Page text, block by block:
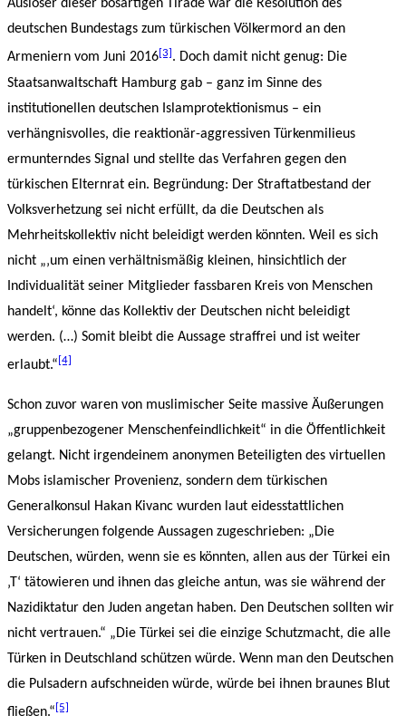
Auslöser dieser bösartigen Tirade war die Resolution des
deutschen Bundestags zum türkischen Völkermord an den
Armeniern vom Juni 2016[3] . Doch damit nicht genug: Die
Staatsanwaltschaft Hamburg gab – ganz im Sinne des
institutionellen deutschen Islamprotektionismus – ein
verhängnisvolles, die reaktionär-aggressiven Türkenmilieus
ermunterndes Signal und stellte das Verfahren gegen den
türkischen Elternrat ein. Begründung: Der Straftatbestand der
Volksverhetzung sei nicht erfüllt, da die Deutschen als
Mehrheitskollektiv nicht beleidigt werden könnten. Weil es sich
nicht „‚um einen verhältnismäßig kleinen, hinsichtlich der
Individualität seiner Mitglieder fassbaren Kreis von Menschen
handelt‘, könne das Kollektiv der Deutschen nicht beleidigt
werden. (…) Somit bleibt die Aussage straffrei und ist weiter
erlaubt.“ [4]
Schon zuvor waren von muslimischer Seite massive Äußerungen
„gruppenbezogener Menschenfeindlichkeit“ in die Öffentlichkeit
gelangt. Nicht irgendeinem anonymen Beteiligten des virtuellen
Mobs islamischer Provenienz, sondern dem türkischen
Generalkonsul Hakan Kivanc wurden laut eidesstattlichen
Versicherungen folgende Aussagen zugeschrieben: „Die
Deutschen, würden, wenn sie es könnten, allen aus der Türkei ein
‚T‘ tätowieren und ihnen das gleiche antun, was sie während der
Nazidiktatur den Juden angetan haben. Den Deutschen sollten wir
nicht vertrauen.“ „Die Türkei sei die einzige Schutzmacht, die alle
Türken in Deutschland schützen würde. Wenn man den Deutschen
die Pulsadern aufschneiden würde, würde bei ihnen braunes Blut
fließen.“ [5]